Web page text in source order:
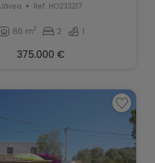
Jávea Ref. HO233217
86 m2 2 1
375.000 €